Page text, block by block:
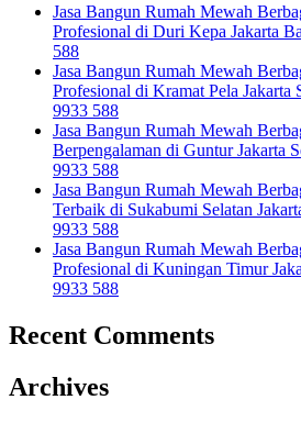
Jasa Bangun Rumah Mewah
Profesional di Duri Kepa Jakarta
588
Jasa Bangun Rumah Mewah
Profesional di Kramat Pela Jakarta
9933 588
Jasa Bangun Rumah Mewah
Berpengalaman di Guntur Jakarta
9933 588
Jasa Bangun Rumah Mewah
Terbaik di Sukabumi Selatan
9933 588
Jasa Bangun Rumah Mewah
Profesional di Kuningan Timur
9933 588
Recent Comments
Archives